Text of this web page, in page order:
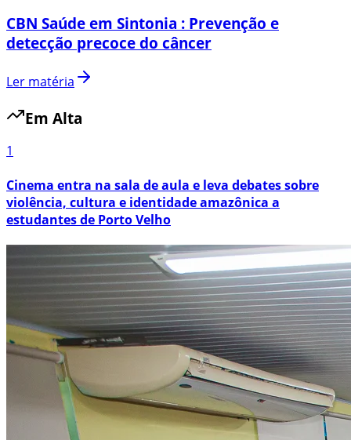
CBN Saúde em Sintonia : Prevenção e
detecção precoce do câncer
Ler matéria
Em Alta
1
Cinema entra na sala de aula e leva debates sobre
violência, cultura e identidade amazônica a
estudantes de Porto Velho